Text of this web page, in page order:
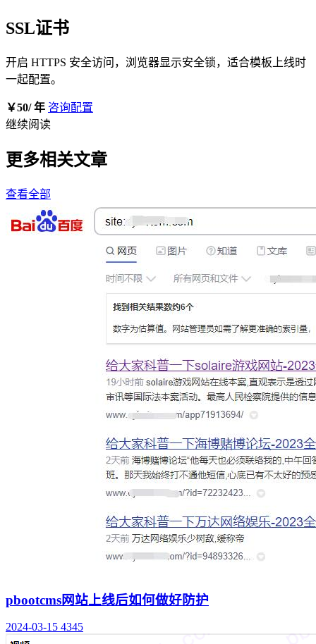
SSL证书
开启 HTTPS 安全访问，浏览器显示安全锁，适合模板上线时
一起配置。
￥50/ 年 咨询配置
继续阅读
更多相关文章
查看全部
pbootcms网站上线后如何做好防护
2024-03-15 4345